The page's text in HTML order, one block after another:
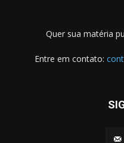
Quer sua matéria
Entre em contato: